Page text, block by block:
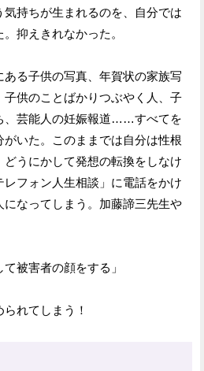
持ちが生まれるのを、自分では
抑えきれなかった。
る子供の写真、年賀状の家族写
供のことばかりつぶやく人、子
、芸能人の妊娠報道……すべてを
いた。このままでは自分は性根
うにかして発想の転換をしなけ
フォン人生相談」に電話をかけ
なってしまう。加藤諦三先生や
被害者の顔をする」
れてしまう！